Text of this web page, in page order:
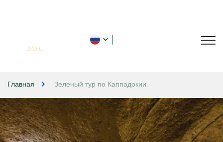
Главная Зеленый тур по Каппадокии